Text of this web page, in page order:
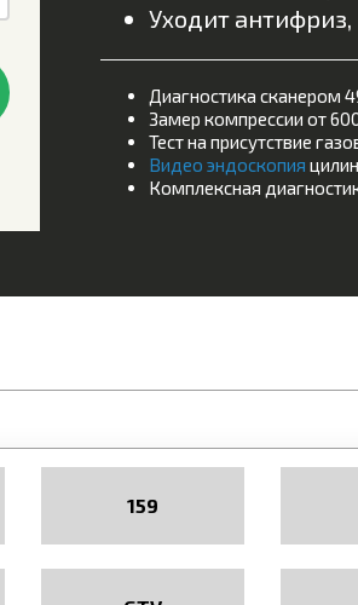
Уходит
Диагностика сканером
Замер компрессии от
Тест на присутствие
Видео эндоскопия
Комплексная
159